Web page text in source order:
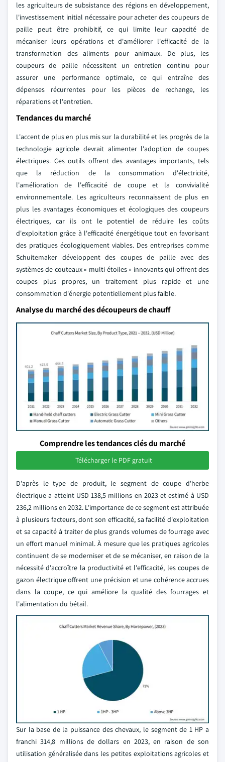
les agriculteurs de subsistance des régions en développement,
l'investissement initial nécessaire pour acheter des coupeurs de
paille peut être prohibitif, ce qui limite leur capacité de
mécaniser leurs opérations et d'améliorer l'efficacité de la
transformation des aliments pour animaux. De plus, les
coupeurs de paille nécessitent un entretien continu pour
assurer une performance optimale, ce qui entraîne des
dépenses récurrentes pour les pièces de rechange, les
réparations et l'entretien.
Tendances du marché
L'accent de plus en plus mis sur la durabilité et les progrès de la
technologie agricole devrait alimenter l'adoption de coupes
électriques. Ces outils offrent des avantages importants, tels
que la réduction de la consommation d'électricité,
l'amélioration de l'efficacité de coupe et la convivialité
environnementale. Les agriculteurs reconnaissent de plus en
plus les avantages économiques et écologiques des coupeurs
électriques, car ils ont le potentiel de réduire les coûts
d'exploitation grâce à l'efficacité énergétique tout en favorisant
des pratiques écologiquement viables. Des entreprises comme
Schuitemaker développent des coupes de paille avec des
systèmes de couteaux « multi-étoiles » innovants qui offrent des
coupes plus propres, un traitement plus rapide et une
consommation d'énergie potentiellement plus faible.
Analyse du marché des découpeurs de chauff
Comprendre les tendances clés du marché
Télécharger le PDF gratuit
D'après le type de produit, le segment de coupe d'herbe
électrique a atteint USD 138,5 millions en 2023 et estimé à USD
236,2 millions en 2032. L'importance de ce segment est attribuée
à plusieurs facteurs, dont son efficacité, sa facilité d'exploitation
et sa capacité à traiter de plus grands volumes de fourrage avec
un effort manuel minimal. À mesure que les pratiques agricoles
continuent de se moderniser et de se mécaniser, en raison de la
nécessité d'accroître la productivité et l'efficacité, les coupes de
gazon électrique offrent une précision et une cohérence accrues
dans la coupe, ce qui améliore la qualité des fourrages et
l'alimentation du bétail.
Sur la base de la puissance des chevaux, le segment de 1 HP a
franchi 314,8 millions de dollars en 2023, en raison de son
utilisation généralisée dans les petites exploitations agricoles et